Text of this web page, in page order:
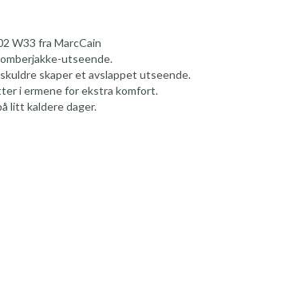
W33 fra MarcCain
utseende.
skaper et avslappet utseende.
i ermene for ekstra komfort.
litt kaldere dager.